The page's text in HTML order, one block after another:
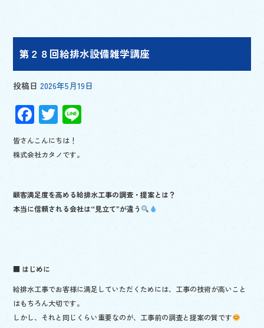
第２８回給排水設備雑学講座
投稿日 2026年5月19日
F
ac
e
o
o
T
wi
tt
皆さんこんにちは！
株式会社カタノです。
顧客満足度を高める給排水工事の調査・提案とは？
本当に信頼される会社は“見立て”が違う
■ はじめに
給排水工事でお客様に満足していただくためには、工事の技術が高いこと
はもちろん大切です。
しかし、それと同じくらい重要なのが、工事前の調査と提案の質です